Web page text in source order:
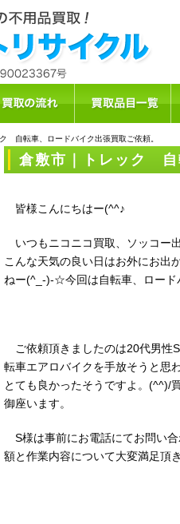
自転車、ロードバイク出張買取ご依頼。
倉敷市｜トレック 自
皆様こんにちはー(^^♪
いつもニコニコ買取、ソッコー
こんな天気の良い日はお外にお出
ねー(^_-)-☆今回は自転車、ロード
ご依頼頂きましたのは20代男性
転車エアロバイクを手放そうと思
とても良かったそうですよ。
御座います。
S様は事前にお電話にてお問い
額と作業内容について大変満足頂